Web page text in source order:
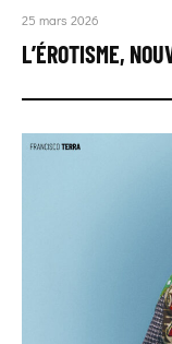
25 mars 2026
L’ÉROTISME,